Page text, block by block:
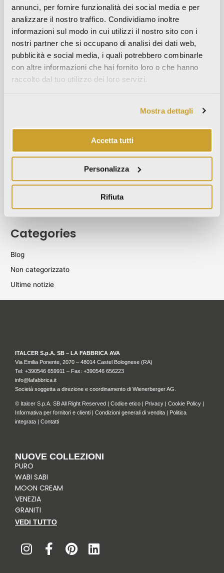
annunci, per fornire funzionalità dei social media e per
analizzare il nostro traffico. Condividiamo inoltre
informazioni sul modo in cui utilizzi il nostro sito con i
nostri partner che si occupano di analisi dei dati web,
pubblicità e social media, i quali potrebbero combinarle
con altre informazioni che hai fornito loro o che hanno
raccolto dal tuo utilizzo dei loro servizi.
Mostra dettagli
Accetta tutti
Personalizza
Rifiuta
Settembre 2023
Maggio 2023
Aprile 2023
Settembre 2022
Marzo 2022
Luglio 2020
Novembre 2019
Categories
Blog
Non categorizzato
Ultime notizie
ITALCER S.p.A. SB – LA FABBRICA AVA
Via Emilia Ponente, 2070 – 48014 Castel Bolognese (RA)
Tel: +390546 659911 – Fax: +390546 656223
info@lafabbrica.it
Società soggetta a direzione e coordinamento di Wienerberger AG.
© Italcer S.p.A. SB All Right Reserved | Codice etico | Privacy | Cookie Policy |
Informativa per fornitori e clienti | Condizioni generali di vendita | Politica
integrata | Contatti
NUOVE COLLEZIONI
PURO
WABI SABI
MOON CREAM
VENEZIA
GRANITI
VEDI TUTTO
n
s
a
c
i
n
i
n